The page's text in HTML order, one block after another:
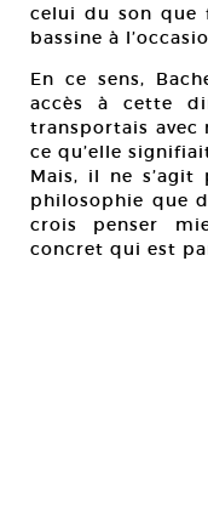
celui du son que
bassine à
En ce sens,
accès à cette
transportais avec
ce qu’elle
Mais, il ne s’agit
philosophie que
crois penser
concret qui est